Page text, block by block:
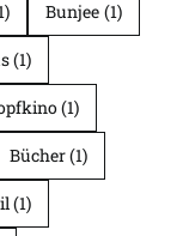
Bunjee (1)
(1)
(1)
Bücher(1)
(1)